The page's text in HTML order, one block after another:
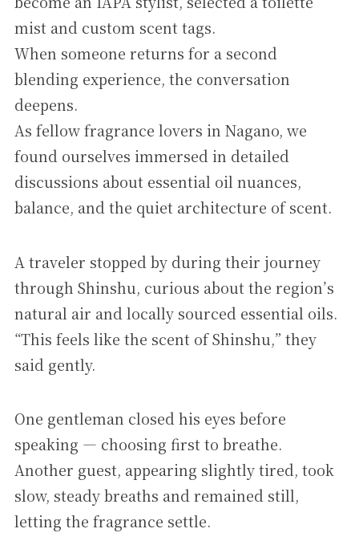
mist and custom scent tags.
When someone returns for a second
blending experience, the conversation
deepens.
As fellow fragrance lovers in Nagano, we
found ourselves immersed in detailed
discussions about essential oil nuances,
balance, and the quiet architecture of scent.
A traveler stopped by during their journey
through Shinshu, curious about the region’s
natural air and locally sourced essential oils.
“This feels like the scent of Shinshu,” they
said gently.
One gentleman closed his eyes before
speaking — choosing first to breathe.
Another guest, appearing slightly tired, took
slow, steady breaths and remained still,
letting the fragrance settle.